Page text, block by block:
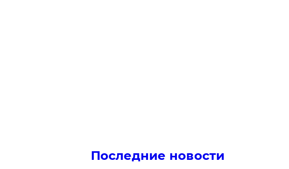
Последние новости